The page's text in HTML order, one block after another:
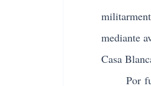
mediante
Casa
Por